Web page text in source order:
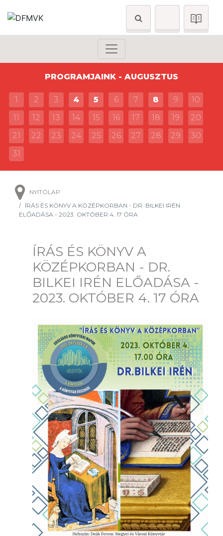
PROGRAMJAINK - AUGUSZTUS
1 2 3 4 5 6 7 8 9
10
11
12 13 14 15 16 17 18 19
20
21
22 23 24 25 26 27 28 29
30
31
NYITÓLAP
ÍRÁS ÉS KÖNYV A KÖZÉPKORBAN - DR. BILKEI IRÉN
ELŐADÁSA - 2023. OKTÓBER 4. 17 ÓRA
ÍRÁS ÉS KÖNYV A
KÖZÉPKORBAN - DR.
BILKEI IRÉN ELŐADÁSA -
2023. OKTÓBER 4. 17 ÓRA